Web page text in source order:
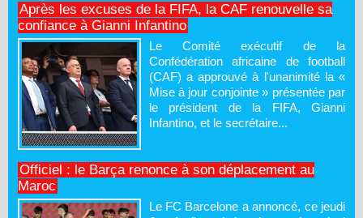
Après les excuses de la FIFA, la CAF renouvelle sa
confiance à Gianni Infantino
Le Comité exécutif de la
Confédération africaine de football
(CAF) a approuvé à l'unanimité la «
Mise à jour conjointe » présentée par
le président de la FIFA, Gianni
Infantino, et le secrétaire...
Officiel : le Barça renonce à son déplacement au
Maroc
Le FC Barcelone a annoncé, ce jeudi